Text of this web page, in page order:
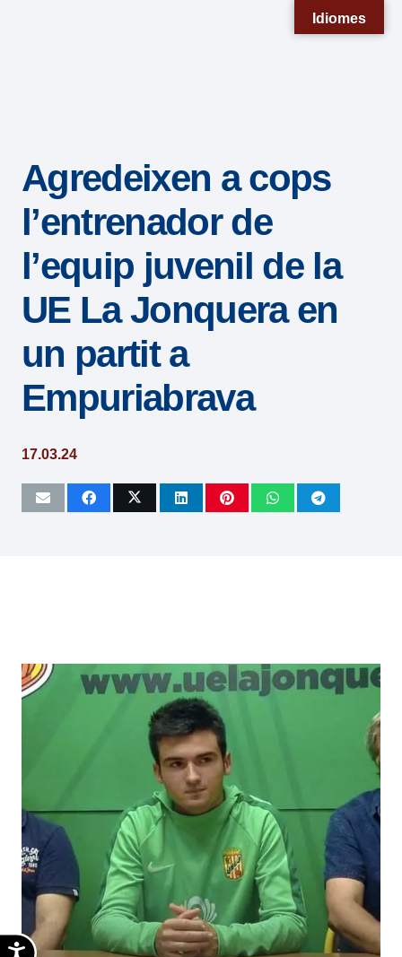
sistema
accesibilidad.
Accesibilidad
Agredeixen a cops
l’entrenador de
l’equip juvenil de la
UE La Jonquera en
un partit a
Empuriabrava
17.03.24
Idiomes